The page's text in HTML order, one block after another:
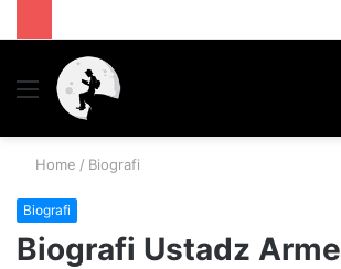
Menu
Home / Biografi
Biografi
Biografi Ustadz